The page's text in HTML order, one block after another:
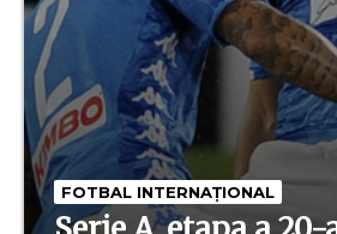
FOTBAL INTERNAȚIONAL